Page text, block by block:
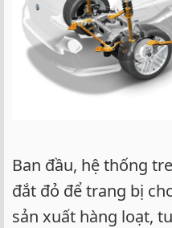
Ban đầu, hệ thống
đắt đỏ để trang bị
sản xuất hàng loạt,